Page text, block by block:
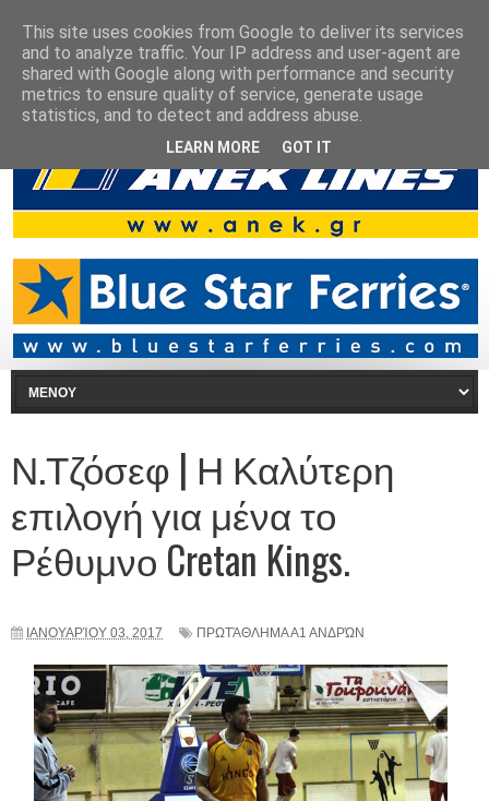
Ν.Τζόσεφ | Η Καλύτερη
επιλογή για μένα το
Ρέθυμνο Cretan Kings.
ΙΑΝΟΥΑΡΊΟΥ 03, 2017 ΠΡΩΤΆΘΛΗΜΑ Α1 ΑΝΔΡΏΝ
This site uses cookies from Google to deliver its services
and to analyze traffic. Your IP address and user-agent are
shared with Google along with performance and security
metrics to ensure quality of service, generate usage
statistics, and to detect and address abuse.
LEARN MORE GOT IT